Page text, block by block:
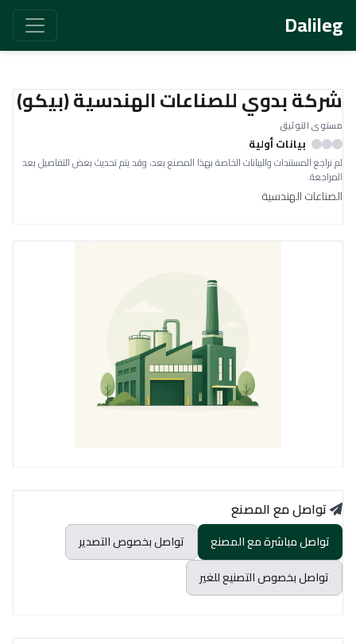
Dalileg
شركة بدوي للصناعات الهندسية (بيكو)
مستوى التوثيق
بيانات أولية
لم نراجع المستندات والبيانات الخاصة بهذا المصنع بعد، وقد يتم تحديث بعض التفاصيل بعد
المراجعة.
الصناعات الهندسية
تواصل مع المصنع
تواصل مباشرة مع المصنع
تواصل بخصوص التصدير
تواصل بخصوص التصنيع للغير